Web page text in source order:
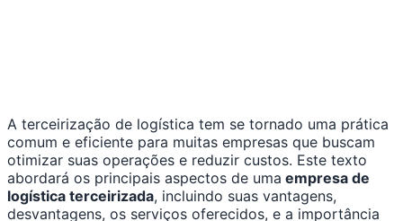
A terceirização de logística tem se tornado uma prática
comum e eficiente para muitas empresas que buscam
otimizar suas operações e reduzir custos. Este texto
abordará os principais aspectos de uma empresa de
logística terceirizada, incluindo suas vantagens,
desvantagens, os serviços oferecidos, e a importância